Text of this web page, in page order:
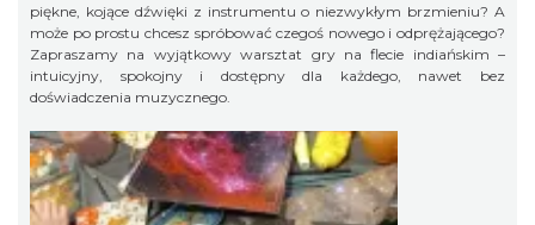
piękne, kojące dźwięki z instrumentu o niezwykłym brzmieniu? A
może po prostu chcesz spróbować czegoś nowego i odprężającego?
Zapraszamy na wyjątkowy warsztat gry na flecie indiańskim –
intuicyjny, spokojny i dostępny dla każdego, nawet bez
doświadczenia muzycznego.